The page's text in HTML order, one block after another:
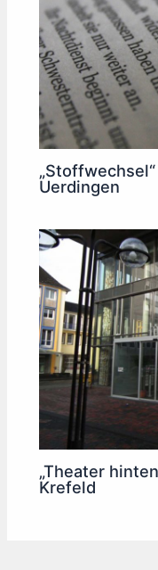
Uerdingen
„Theater
Krefeld